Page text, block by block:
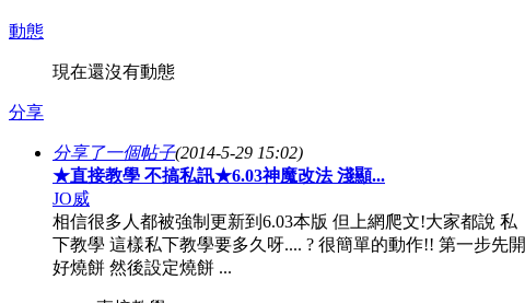
動態
現在還沒有動態
分享
分享了一個帖子(2014-5-29 15:02)
★直接教學 不搞私訊★6.03神魔改法 淺顯...
JO威
相信很多人都被強制更新到6.03本版 但上網爬文!大家都說 私
下教學 這樣私下教學要多久呀.... ? 很簡單的動作!! 第一步先開
好燒餅 然後設定燒餅 ...